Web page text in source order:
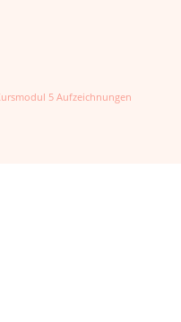
5 Aufzeichnungen